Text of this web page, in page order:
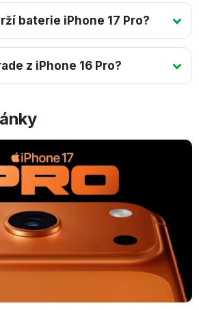
baterie iPhone 17 Pro?
z iPhone 16 Pro?